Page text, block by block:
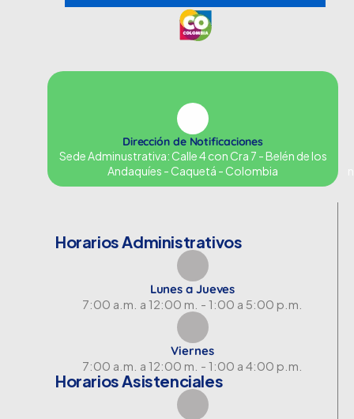
Dirección de Notificaciones
Sede Adminustrativa: Calle 4 con Cra 7 - Belén de los
Andaquíes - Caquetá - Colombia
Horarios Administrativos
Lunes a Jueves
7:00 a.m. a 12:00 m. - 1:00 a 5:00 p.m.
Viernes
7:00 a.m. a 12:00 m. - 1:00 a 4:00 p.m.
Horarios Asistenciales